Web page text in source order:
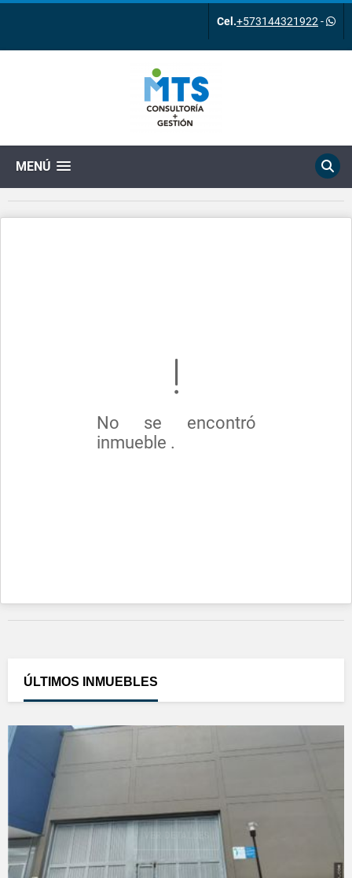
Cel.+573144321922 -
MENÚ
No se encontró
inmueble .
ÚLTIMOS INMUEBLES